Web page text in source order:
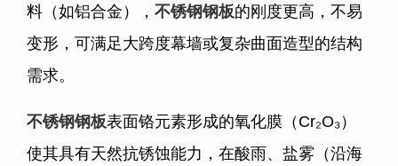
料（如铝合金）， 不锈钢钢板的刚度更高，不易
变形，可满足大跨度幕墙或复杂曲面造型的结构
需求。
不锈钢钢板表面铬元素形成的氧化膜（ Cr₂O₃）
使其具有天然抗锈蚀能力，在酸雨、盐雾（沿海